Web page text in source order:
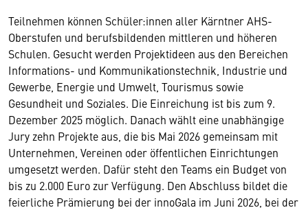
Teilnehmen können Schüler:innen aller Kärntner AHS-
Oberstufen und berufsbildenden mittleren und höheren
Schulen. Gesucht werden Projektideen aus den Bereichen
Informations- und Kommunikationstechnik, Industrie und
Gewerbe, Energie und Umwelt, Tourismus sowie
Gesundheit und Soziales. Die Einreichung ist bis zum 9.
Dezember 2025 möglich. Danach wählt eine unabhängige
Jury zehn Projekte aus, die bis Mai 2026 gemeinsam mit
Unternehmen, Vereinen oder öffentlichen Einrichtungen
umgesetzt werden. Dafür steht den Teams ein Budget von
bis zu 2.000 Euro zur Verfügung. Den Abschluss bildet die
feierliche Prämierung bei der innoGala im Juni 2026, bei der